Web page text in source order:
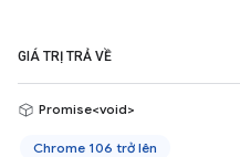
GIÁ TRỊ TRẢ VỀ
Promise<void>
Chrome 106 trở lên